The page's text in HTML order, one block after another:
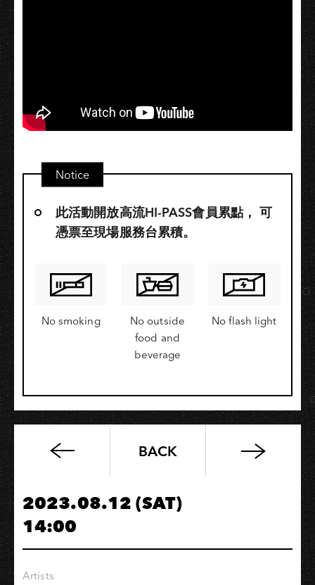
Notice
此活動開放高流HI-PASS會員累點，​ 可
憑票至現場服務台累積。
No smoking
No outside
food and
beverage
No flash light
高
系：
演
唱
會
BACK
2023.08.12 (SAT)
14:00
Artists